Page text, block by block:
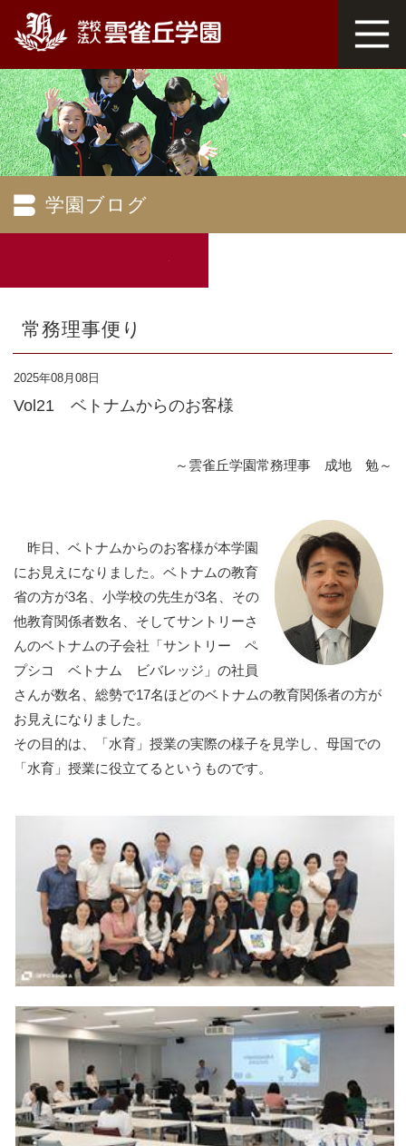
学園ブログ
常務理事便り
2025年08月08日
Vol21 ベトナムからのお客様
～雲雀丘学園常務理事 成地 勉～
昨日、ベトナムからのお客様が本学園
にお見えになりました。ベトナムの教育
省の方が3名、小学校の先生が3名、その
他教育関係者数名、そしてサントリーさ
んのベトナムの子会社「サントリー ペ
プシコ ベトナム ビバレッジ」の社員
さんが数名、総勢で17名ほどのベトナムの教育関係者の方が
お見えになりました。
その目的は、「水育」授業の実際の様子を見学し、母国での
「水育」授業に役立てるというものです。